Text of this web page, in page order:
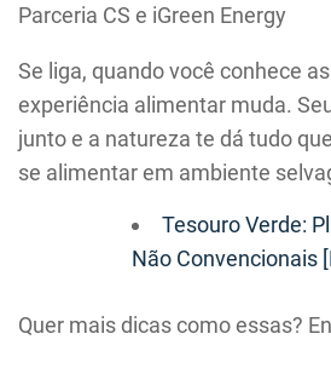
Parceria CS e iGreen Energy
Se liga, quando você conhece
experiência alimentar muda.
junto e a natureza te dá tudo
se alimentar em ambiente
Tesouro Verde:
Não Convencionais
Quer mais dicas como essas?